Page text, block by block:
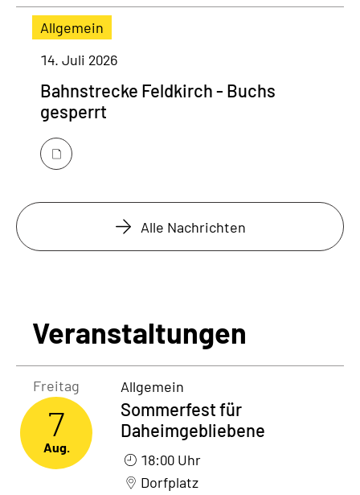
Allgemein
14. Juli 2026
Bahnstrecke Feldkirch - Buchs
gesperrt
Alle Nachrichten
Veranstaltungen
Freitag
7
Aug.
Sommerfest für
Daheimgebliebene
Allgemein
18:00 Uhr
Dorfplatz